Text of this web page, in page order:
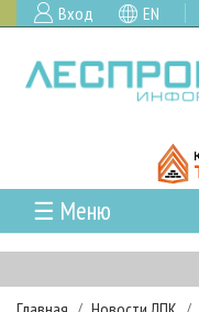
Вход EN
☰ Меню
ГЛАВНАЯ
РУБРИКИ И ТЕМЫ